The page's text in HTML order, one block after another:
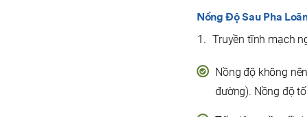
Nồng Độ Sau Pha
Truyền tĩnh mạch
Nồng độ không
đường). Nồng độ